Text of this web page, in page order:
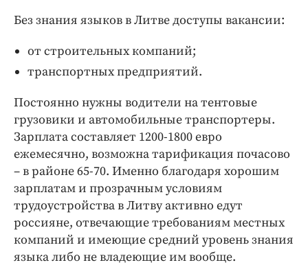
Без знания языков в Литве доступы вакансии:
от строительных компаний;
транспортных предприятий.
Постоянно нужны водители на тентовые
грузовики и автомобильные транспортеры.
Зарплата составляет 1200-1800 евро
ежемесячно, возможна тарификация почасово
– в районе 65-70. Именно благодаря хорошим
зарплатам и прозрачным условиям
трудоустройства в Литву активно едут
россияне, отвечающие требованиям местных
компаний и имеющие средний уровень знания
языка либо не владеющие им вообще.